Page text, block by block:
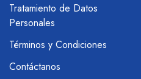
Tratamiento de Datos
Personales
Términos y Condiciones
Contáctanos